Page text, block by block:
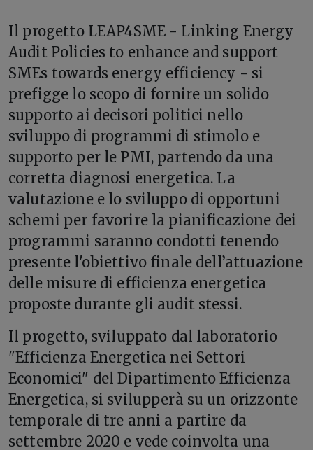
Il progetto LEAP4SME - Linking Energy
Audit Policies to enhance and support
SMEs towards energy efficiency - si
prefigge lo scopo di fornire un solido
supporto ai decisori politici nello
sviluppo di programmi di stimolo e
supporto per le PMI, partendo da una
corretta diagnosi energetica. La
valutazione e lo sviluppo di opportuni
schemi per favorire la pianificazione dei
programmi saranno condotti tenendo
presente l'obiettivo finale dell’attuazione
delle misure di efficienza energetica
proposte durante gli audit stessi.
Il progetto, sviluppato dal laboratorio
"Efficienza Energetica nei Settori
Economici" del Dipartimento Efficienza
Energetica, si svilupperà su un orizzonte
temporale di tre anni a partire da
settembre 2020 e vede coinvolta una